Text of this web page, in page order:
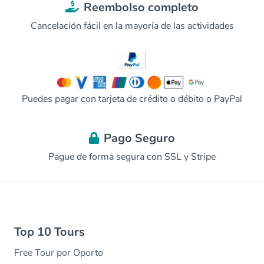
Reembolso completo
Cancelación fácil en la mayoría de las actividades
Puedes pagar con tarjeta de crédito o débito o PayPal
Pago Seguro
Pague de forma segura con SSL y Stripe
Top 10 Tours
Free Tour por Oporto